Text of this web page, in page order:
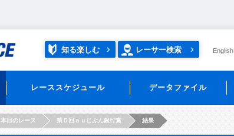
知る楽しむ レーサー検索 English
レーススケジュール データファイル
本日のレース 第５回ａｕじぶん銀行賞 結果